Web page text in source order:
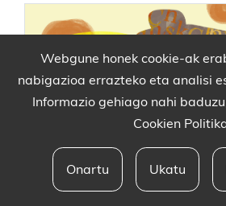
Webgune honek cookie-ak
nabigazioa errazteko eta analisi
Informazio gehiago nahi
Cookien
Onartu Ukatu